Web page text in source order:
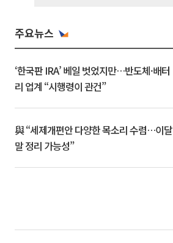
주요뉴스
‘한국판 IRA’ 베일 벗었지만…반도체·배터
리 업계 “시행령이 관건”
與 “세제개편안 다양한 목소리 수렴…이달
말 정리 가능성”